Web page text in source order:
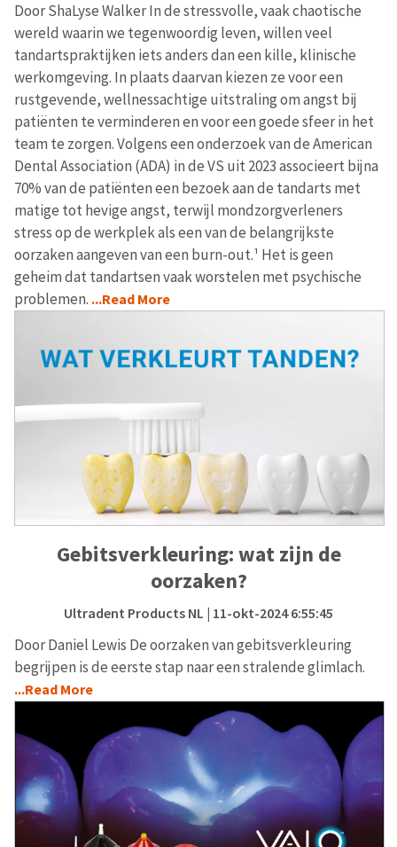
Door ShaLyse Walker In de stressvolle, vaak chaotische
wereld waarin we tegenwoordig leven, willen veel
tandartspraktijken iets anders dan een kille, klinische
werkomgeving. In plaats daarvan kiezen ze voor een
rustgevende, wellnessachtige uitstraling om angst bij
patiënten te verminderen en voor een goede sfeer in het
team te zorgen. Volgens een onderzoek van de American
Dental Association (ADA) in de VS uit 2023 associeert bijna
70% van de patiënten een bezoek aan de tandarts met
matige tot hevige angst, terwijl mondzorgverleners
stress op de werkplek als een van de belangrijkste
oorzaken aangeven van een burn-out.¹ Het is geen
geheim dat tandartsen vaak worstelen met psychische
problemen. ...Read More
Gebitsverkleuring: wat zijn de
oorzaken?
Ultradent Products NL | 11-okt-2024 6:55:45
Door Daniel Lewis De oorzaken van gebitsverkleuring
begrijpen is de eerste stap naar een stralende glimlach.
...Read More